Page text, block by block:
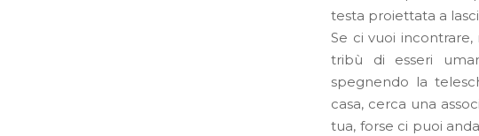
testa proiettata a
Se ci vuoi
tribù di esseri
spegnendo la
casa, cerca una
tua, forse ci puoi